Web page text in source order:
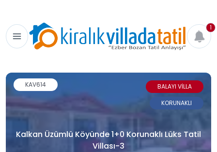
1
Kalkan Üzümlü Köyünde 1+0 Korunaklı Lüks Tatil
Villası-3
KAV614
BALAYI VİLLA
KORUNAKLI